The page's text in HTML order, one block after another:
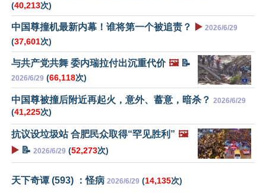
(40,213次)
中国尊撞机最新内幕！谁将第一个被追责？ ▶️ 2026/6/29
(37,601次)
与共产党共舞 委内瑞拉付出沉重代价 🖼️📝
2026/6/29 (66,118次)
中国尊被撞后附近再起火，意外、蓄意，暗杀？ 2026/6/29
(41,225次)
抗议设垃圾站 合肥民众取得“罕见胜利” 🖼️
▶️ 📝 2026/6/29 (52,273次)
天下奇谭 (593) ：怪病 2026/6/29 (14,135次)